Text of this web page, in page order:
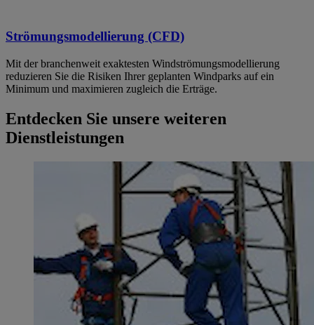
Strömungsmodellierung (CFD)
Mit der branchenweit exaktesten Windströmungsmodellierung
reduzieren Sie die Risiken Ihrer geplanten Windparks auf ein
Minimum und maximieren zugleich die Erträge.
Entdecken Sie unsere weiteren
Dienstleistungen